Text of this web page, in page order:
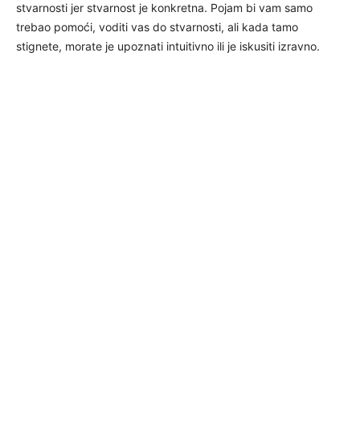
stvarnosti jer stvarnost je konkretna. Pojam bi vam samo
trebao pomoći, voditi vas do stvarnosti, ali kada tamo
stignete, morate je upoznati intuitivno ili je iskusiti izravno.